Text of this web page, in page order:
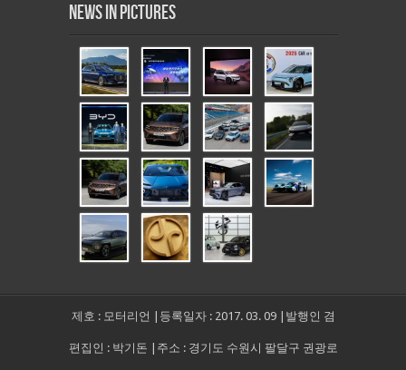
News in Pictures
제호 : 모터리언 |등록일자 : 2017. 03. 09 |발행인 겸
편집인 : 박기돈 |주소 : 경기도 수원시 팔달구 권광로